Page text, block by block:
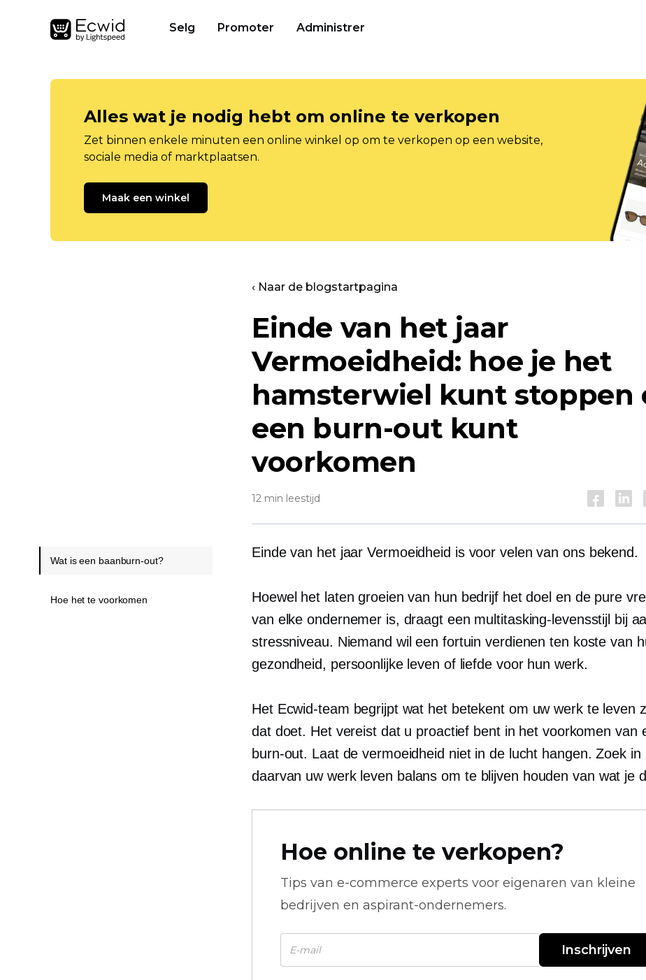
Selg Promoter Administrer
Alles wat je nodig hebt om online te verkopen
Zet binnen enkele minuten een online winkel op om te verkopen op een website,
sociale media of marktplaatsen.
Maak een winkel
‹ Naar de blogstartpagina
Einde van het jaar
Vermoeidheid: hoe je het
hamsterwiel kunt stoppen
een burn-out kunt
voorkomen
12 min leestijd
Einde van het jaar Vermoeidheid is voor velen van ons bekend.
Hoewel het laten groeien van hun bedrijf het doel en de pure
van elke ondernemer is, draagt ​​een multitasking-levensstijl bij
stressniveau. Niemand wil een fortuin verdienen ten koste van
gezondheid, persoonlijke leven of liefde voor hun werk.
Het Ecwid-team begrijpt wat het betekent om uw werk te leven
dat doet. Het vereist dat u proactief bent in het voorkomen van
burn-out. Laat de vermoeidheid niet in de lucht hangen. Zoek in
daarvan uw werk leven balans om te blijven houden van wat je
Hoe online te verkopen?
Tips van e-commerce experts voor eigenaren van kleine
bedrijven en aspirant-ondernemers.
Inschrijven
Wat is een baanburn-out?
Hoe het te voorkomen